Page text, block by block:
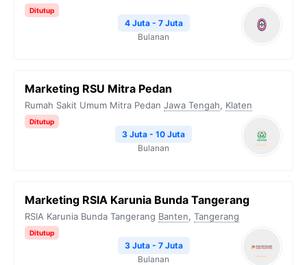
Ditutup
4 Juta - 7 Juta
Bulanan
Marketing RSU Mitra Pedan
Rumah Sakit Umum Mitra Pedan Jawa Tengah, Klaten
Ditutup
3 Juta - 10 Juta
Bulanan
Marketing RSIA Karunia Bunda Tangerang
RSIA Karunia Bunda Tangerang Banten, Tangerang
Ditutup
3 Juta - 7 Juta
Bulanan